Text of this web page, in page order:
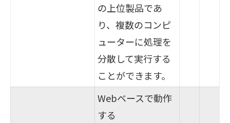
の上位製品であ
り、複数のコンピ
ューターに処理を
分散して実行する
ことができます。
Webベースで動作
する